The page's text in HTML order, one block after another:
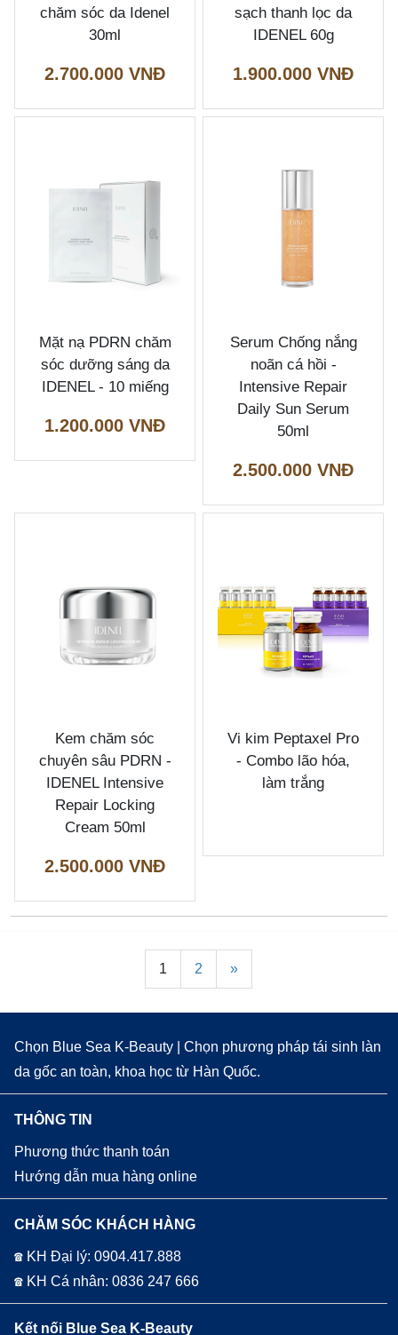
chăm sóc da Idenel
30ml
2.700.000 VNĐ
sạch thanh lọc da
IDENEL 60g
1.900.000 VNĐ
Mặt nạ PDRN chăm
sóc dưỡng sáng da
IDENEL - 10 miếng
1.200.000 VNĐ
Serum Chống nắng
noãn cá hồi -
Intensive Repair
Daily Sun Serum
50ml
2.500.000 VNĐ
Kem chăm sóc
chuyên sâu PDRN -
IDENEL Intensive
Repair Locking
Cream 50ml
2.500.000 VNĐ
Vi kim Peptaxel Pro
- Combo lão hóa,
làm trắng
1 2 »
Chọn Blue Sea K-Beauty | Chọn phương pháp tái sinh làn
da gốc an toàn, khoa học từ Hàn Quốc.
THÔNG TIN
Phương thức thanh toán
Hướng dẫn mua hàng online
CHĂM SÓC KHÁCH HÀNG
☎ KH Đại lý: 0904.417.888
☎ KH Cá nhân: 0836 247 666
Kết nối Blue Sea K-Beauty